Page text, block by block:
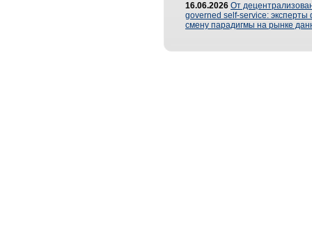
16.06.2026 От
governed self-service: эксперты
смену парадигмы на рынке